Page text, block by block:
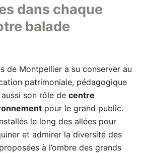
dans chaque
balade
de Montpellier a su conserver au
patrimoniale, pédagogique
son rôle de centre
pour le grand public.
le long des allées pour
et admirer la diversité des
à l’ombre des grands